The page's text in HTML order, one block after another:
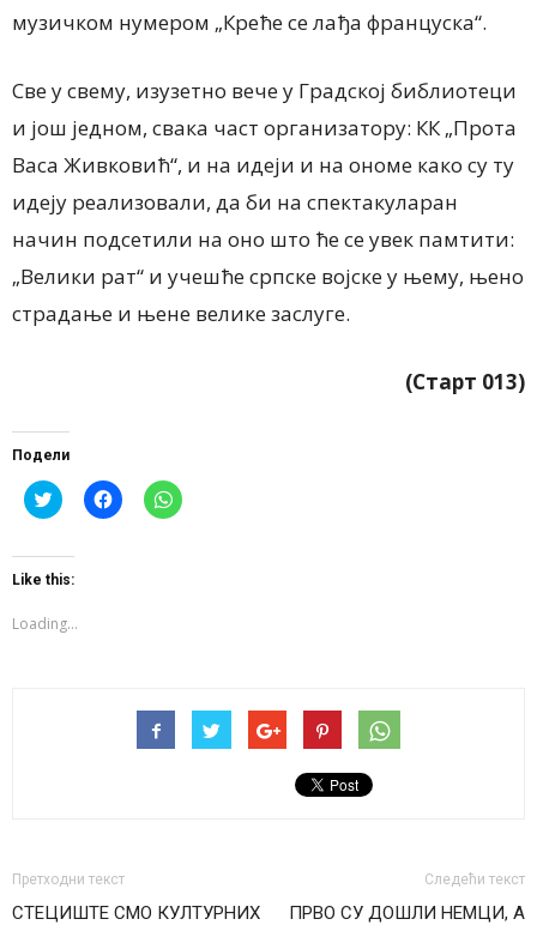
музичком нумером „Креће се лађа француска“.
Све у свему, изузетно вече у Градској библиотеци
и још једном, свака част организатору: КК „Прота
Васа Живковић“, и на идеји и на ономе како су ту
идеју реализовали, да би на спектакуларан
начин подсетили на оно што ће се увек памтити:
„Велики рат“ и учешће српске војске у њему, њено
страдање и њене велике заслуге.
(Старт 013)
Подели
Click
to
Twitter
(Opens
in
window)
Click
to
Click
to
Like this:
Loading...
Претходни текст
СТЕЦИШТЕ СМО КУЛТУРНИХ
Следећи текст
ПРВО СУ ДОШЛИ НЕМЦИ, А